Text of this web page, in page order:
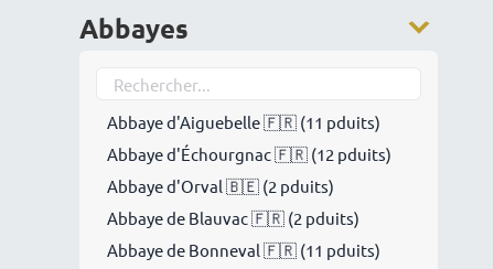
Abbayes
Abbaye d'Aiguebelle 🇫🇷 (11 pduits)
Abbaye d'Échourgnac 🇫🇷 (12 pduits)
Abbaye d'Orval 🇧🇪 (2 pduits)
Abbaye de Blauvac 🇫🇷 (2 pduits)
Abbaye de Bonneval 🇫🇷 (11 pduits)